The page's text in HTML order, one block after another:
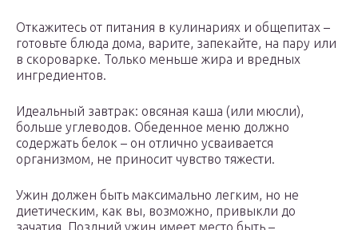
Откажитесь от питания в кулинариях и общепитах –
готовьте блюда дома, варите, запекайте, на пару или
в скороварке. Только меньше жира и вредных
ингредиентов.
Идеальный завтрак: овсяная каша (или мюсли),
больше углеводов. Обеденное меню должно
содержать белок – он отлично усваивается
организмом, не приносит чувство тяжести.
Ужин должен быть максимально легким, но не
диетическим, как вы, возможно, привыкли до
зачатия. Поздний ужин имеет место быть –